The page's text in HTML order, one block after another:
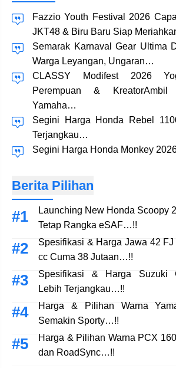
Fazzio Youth Festival 2026
JKT48 & Biru Baru Siap
Semarak Karnaval Gear Ultima
Warga Leyangan, Ungaran…
CLASSY Modifest 2026
Perempuan &
Yamaha…
Segini Harga Honda Rebel
Terjangkau…
Segini Harga Honda Monkey
Berita Pilihan
Launching New Honda Scoopy
Tetap Rangka eSAF…!!
Spesifikasi & Harga Jawa 42
cc Cuma 38 Jutaan…!!
Spesifikasi & Harga Suzuki
Lebih Terjangkau…!!
Harga & Pilihan Warna
Semakin Sporty…!!
Harga & Pilihan Warna PCX
dan RoadSync…!!